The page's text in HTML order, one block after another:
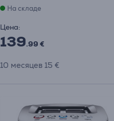
На складе
Цена:
139.99 €
10 месяцев 15 €